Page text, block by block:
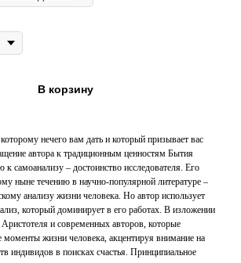
В корзину
нечего вам дать и который призывает вас
автора к традиционным ценностям Бытия
к самоанализу – достоинство исследователя. Его
ныне течению в научно-популярной литературе –
анализу жизни человека. Но автор использует
который доминирует в его работах. В изложении
и современных авторов, которые
моменты жизни человека, акцентируя внимание на
индивидов в поисках счастья. Принципиальное